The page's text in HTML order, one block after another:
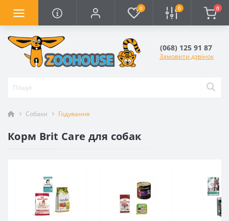
0 0 0
(068) 125 91 87
Замовити дзвінок
Собаки Годування
Корм Brit Care для собак